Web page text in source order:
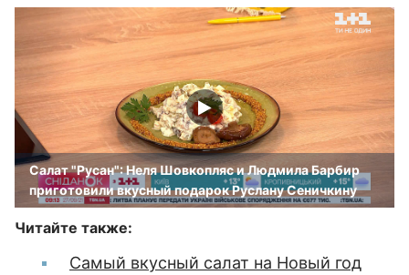
Салат "Русан": Неля Шовкопляс и Людмила Барбир
приготовили вкусный подарок Руслану Сеничкину
Читайте также:
Самый вкусный салат на Новый год